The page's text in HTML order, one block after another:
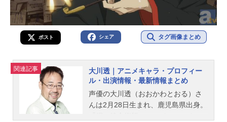
ポスト シェア タグ画像まとめ
関連記事
大川透｜アニメキャラ・プロフィー
ル・出演情報・最新情報まとめ
声優の大川透（おおかわとおる）さ
んは2月28日生まれ、鹿児島県出身。